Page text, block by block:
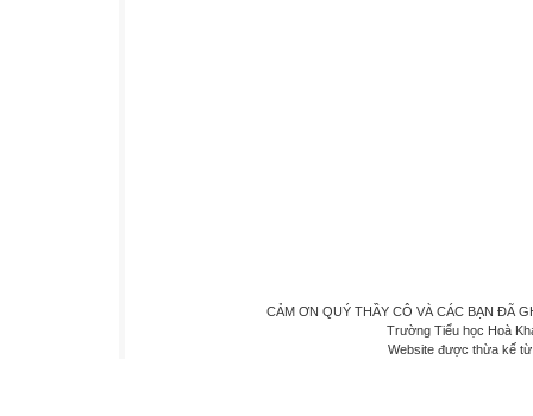
CẢM ƠN QUÝ THẦY CÔ VÀ CÁC BẠN ĐÃ
Trường Tiểu học Hoà
Website được thừa kế